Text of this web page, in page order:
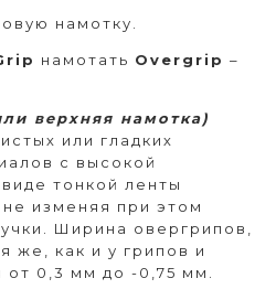
намотку.
намотать Overgrip –
верхняя намотка)
или гладких
с высокой
тонкой ленты
изменяя при этом
Ширина овергрипов,
же, как и у грипов и
0,3 мм до -0,75 мм.